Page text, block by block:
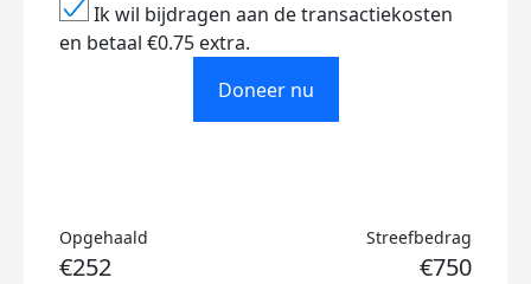
Ik wil bijdragen aan de transactiekosten
en betaal €0.75 extra.
Doneer nu
Opgehaald
€252
Streefbedrag
€750